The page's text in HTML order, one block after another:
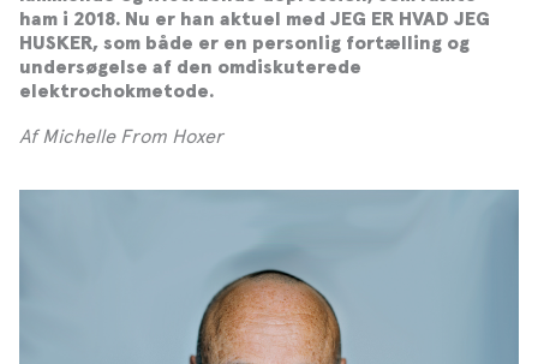
ham i 2018. Nu er han aktuel med JEG ER HVAD JEG
HUSKER, som både er en personlig fortælling og
undersøgelse af den omdiskuterede
elektrochokmetode.
Af Michelle From Hoxer